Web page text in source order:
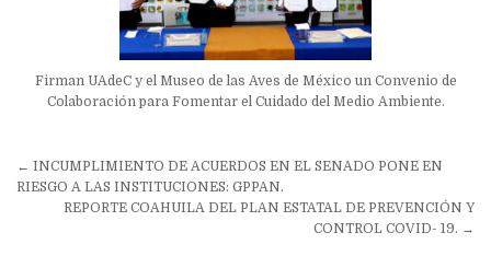
Firman UAdeC y el Museo de las Aves de México un Convenio de
Colaboración para Fomentar el Cuidado del Medio Ambiente.
Navegación
de
entradas
← INCUMPLIMIENTO DE ACUERDOS EN EL SENADO PONE EN
RIESGO A LAS INSTITUCIONES: GPPAN.
REPORTE COAHUILA DEL PLAN ESTATAL DE PREVENCIÓN Y
CONTROL COVID- 19. →